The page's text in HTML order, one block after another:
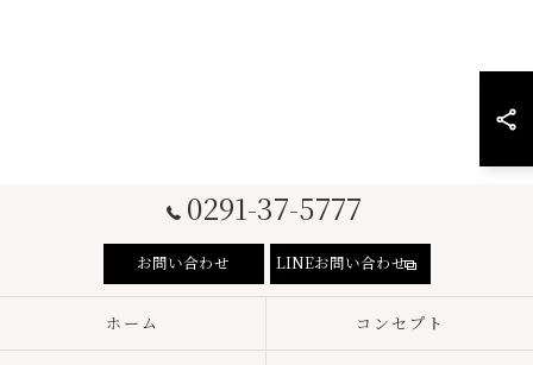
0291-37-5777
お問い合わせ LINEお問い合わせ
ホーム コンセプト